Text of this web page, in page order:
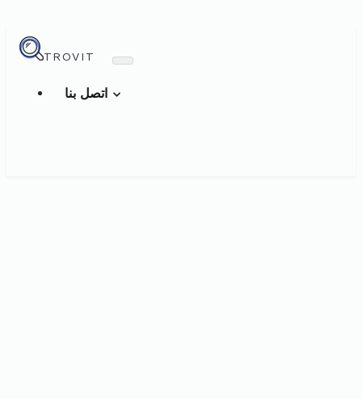
TROVIT